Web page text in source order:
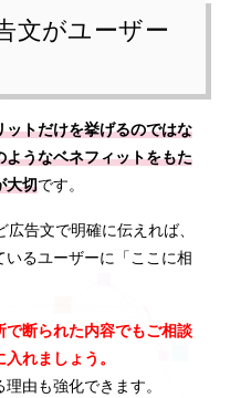
文がユーザー
トだけを挙げるのではな
うなベネフィットをもた
大切です。
告文で明確に伝えれば、
るユーザーに「ここに相
断られた内容でもご相談
れましょう。
由も強化できます。